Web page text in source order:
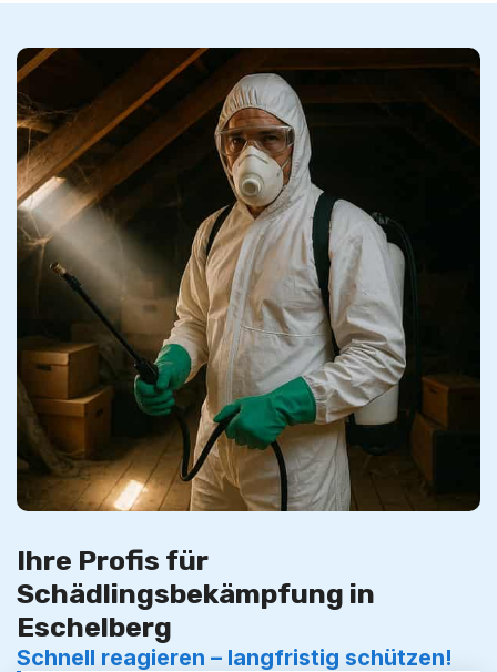
Ihre Profis für
Schädlingsbekämpfung in
Eschelberg
Schnell reagieren – langfristig schützen!